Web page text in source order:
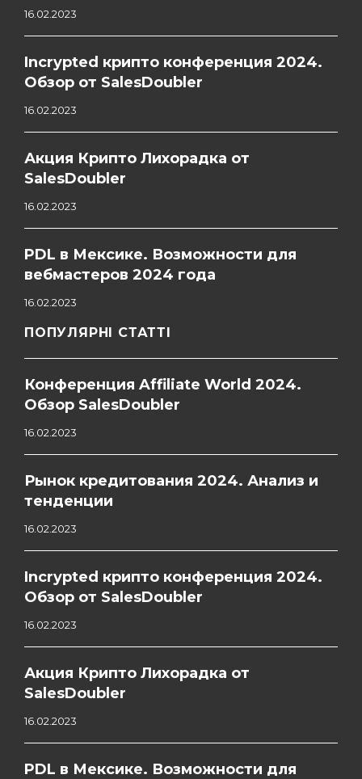
16.02.2023
Incrypted крипто конференция 2024.
Обзор от SalesDoubler
16.02.2023
Акция Крипто Лихорадка от
SalesDoubler
16.02.2023
PDL в Мексике. Возможности для
вебмастеров 2024 года
16.02.2023
ПОПУЛЯРНІ СТАТТІ
Конференция Affiliate World 2024.
Обзор SalesDoubler
16.02.2023
Рынок кредитования 2024. Анализ и
тенденции
16.02.2023
Incrypted крипто конференция 2024.
Обзор от SalesDoubler
16.02.2023
Акция Крипто Лихорадка от
SalesDoubler
16.02.2023
PDL в Мексике. Возможности для